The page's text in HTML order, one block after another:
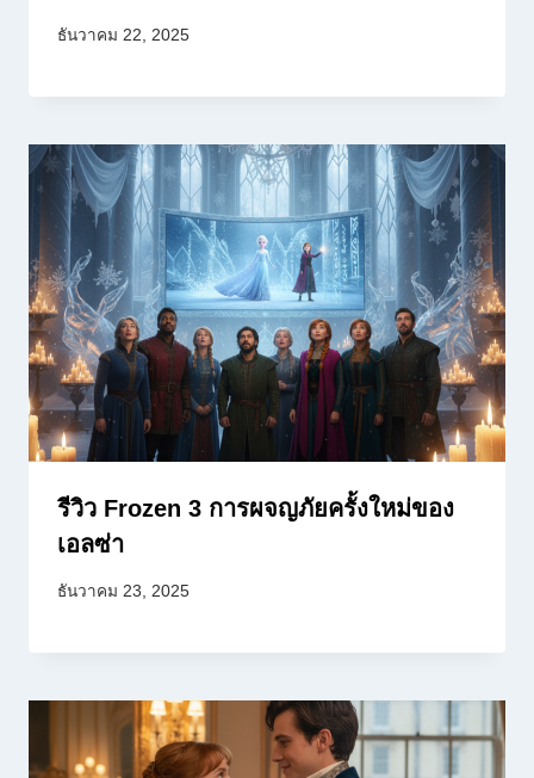
ธันวาคม 22, 2025
รีวิว Frozen 3 การผจญภัยครั้งใหม่ของ
เอลซ่า
ธันวาคม 23, 2025